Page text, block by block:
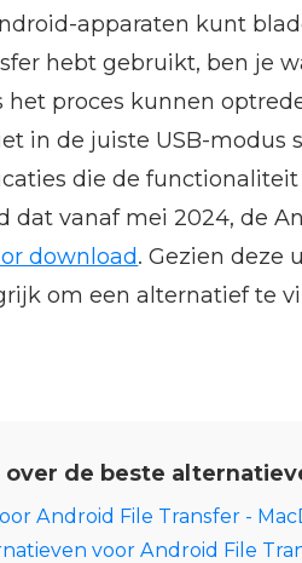
apparaten kunt
hebt gebruikt, ben je
proces kunnen
in de juiste USB-modus
die de
dat vanaf mei 2024, de
download. Gezien deze
om een alternatief te
over de beste
Android File Transfer -
voor Android File